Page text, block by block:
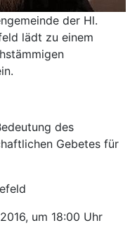
der Hl.
lädt zu einem
des
Gebetes für
um 18:00 Uhr